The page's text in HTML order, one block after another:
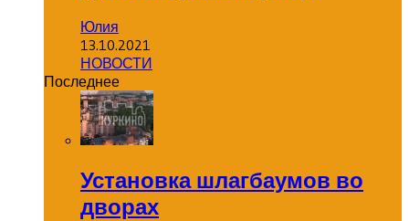
Юлия
13.10.2021
НОВОСТИ
Последнее
Установка шлагбаумов во
дворах